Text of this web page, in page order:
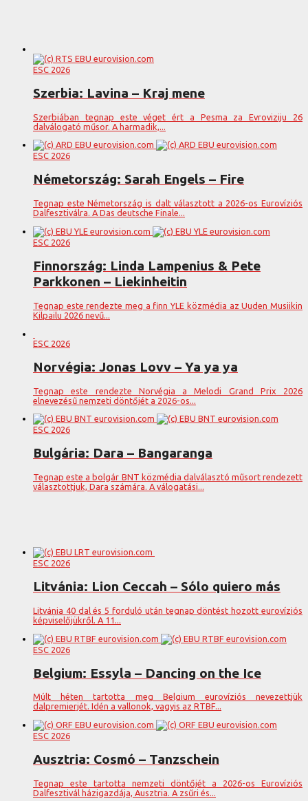
ESC 2026
Szerbia: Lavina – Kraj mene
Szerbiában tegnap este véget ért a Pesma za Evroviziju 26
dalválogató műsor. A harmadik,...
ESC 2026
Németország: Sarah Engels – Fire
Tegnap este Németország is dalt választott a 2026-os Eurovíziós
Dalfesztiválra. A Das deutsche Finale...
ESC 2026
Finnország: Linda Lampenius & Pete
Parkkonen – Liekinheitin
Tegnap este rendezte meg a finn YLE közmédia az Uuden Musiikin
Kilpailu 2026 nevű...
ESC 2026
Norvégia: Jonas Lovv – Ya ya ya
Tegnap este rendezte Norvégia a Melodi Grand Prix 2026
elnevezésű nemzeti döntőjét a 2026-os...
ESC 2026
Bulgária: Dara – Bangaranga
Tegnap este a bolgár BNT közmédia dalválasztó műsort rendezett
választottjuk, Dara számára. A válogatási...
ESC 2026
Litvánia: Lion Ceccah – Sólo quiero más
Litvánia 40 dal és 5 forduló után tegnap döntést hozott eurovíziós
képviselőjükről. A 11...
ESC 2026
Belgium: Essyla – Dancing on the Ice
Múlt héten tartotta meg Belgium eurovíziós nevezettjük
dalpremierjét. Idén a vallonok, vagyis az RTBF...
ESC 2026
Ausztria: Cosmó – Tanzschein
Tegnap este tartotta nemzeti döntőjét a 2026-os Eurovíziós
Dalfesztivál házigazdája, Ausztria. A zsűri és...